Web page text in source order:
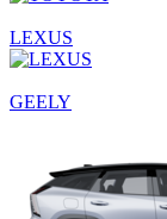
LEXUS
GEELY